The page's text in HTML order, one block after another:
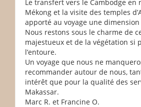
Le transfert vers le Cambodge en
Mékong et la visite des temples
apporté au voyage une
Nous restons sous le charme de
majestueux et de la végétation si
l’entoure.
Un voyage que nous ne
recommander autour de nous,
intérêt que pour la qualité des
Makassar.
Marc R. et Francine O.